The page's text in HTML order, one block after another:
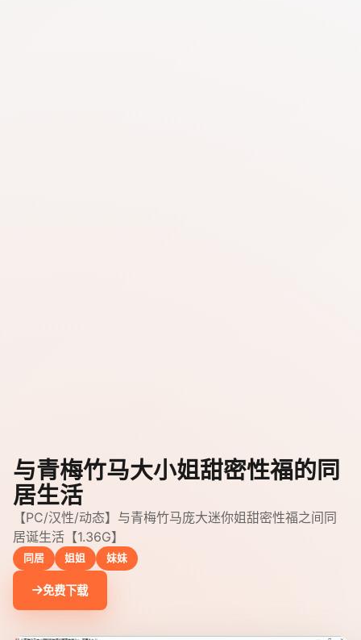
与青梅竹马大小姐甜密性福的同
居生活
【PC/汉性/动态】与青梅竹马庞大迷你姐甜密性福之间同
居诞生活【1.36G】
同居 姐姐 妹妹
免费下载